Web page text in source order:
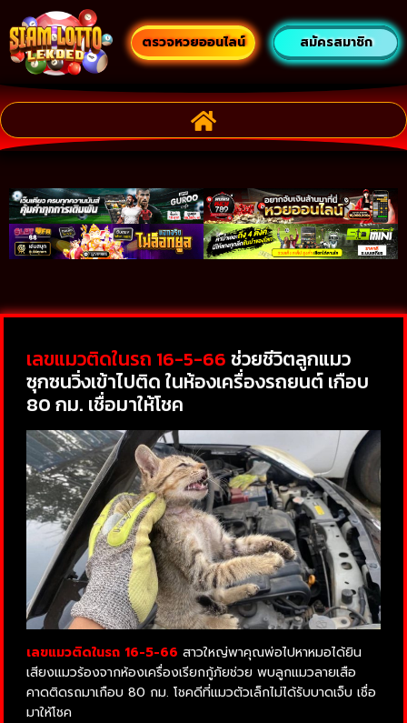
ตรวจหวยออนไลน์ สมัครสมาชิก
เลขแมวติดในรถ 16-5-66ช่วยชีวิตลูกแมว
ซุกซนวิ่งเข้าไปติด ในห้องเครื่องรถยนต์ เกือบ
80 กม. เชื่อมาให้โชค
เลขแมวติดในรถ 16-5-66 สาวใหญ่พาคุณพ่อไปหาหมอได้ยิน
เสียงแมวร้องจากห้องเครื่องเรียกกู้ภัยช่วย พบลูกแมวลายเสือ
คาดติดรถมาเกือบ 80 กม. โชคดีที่แมวตัวเล็กไม่ได้รับบาดเจ็บ เชื่อ
มาให้โชค